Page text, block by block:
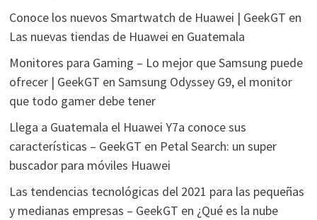
Conoce los nuevos Smartwatch de Huawei | GeekGT en
Las nuevas tiendas de Huawei en Guatemala
Monitores para Gaming – Lo mejor que Samsung puede
ofrecer | GeekGT en Samsung Odyssey G9, el monitor
que todo gamer debe tener
Llega a Guatemala el Huawei Y7a conoce sus
características – GeekGT en Petal Search: un super
buscador para móviles Huawei
Las tendencias tecnológicas del 2021 para las pequeñas
y medianas empresas – GeekGT en ¿Qué es la nube